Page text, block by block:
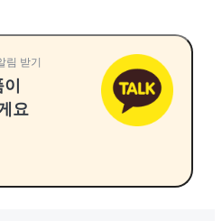
림 받기
요